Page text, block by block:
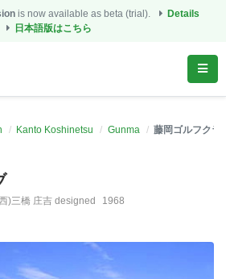
is now available as beta (trial).
Details
日本語版はこちら
Kanto Koshinetsu Gunma 藤岡ゴルフクラ
)三橋 庄吉 designed
1968